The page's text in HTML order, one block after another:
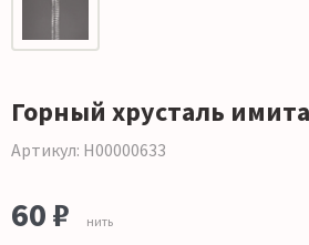
Горный хрусталь
Артикул: Н00000633
60 ₽ нить